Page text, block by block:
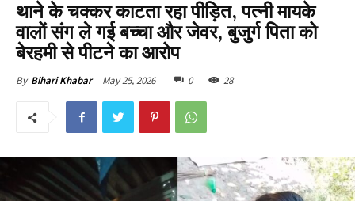
थाने के चक्कर काटता रहा पीड़ित, पत्नी मायके
वालों संग ले गई बच्चा और जेवर, बुजुर्ग पिता को
बेरहमी से पीटने का आरोप
By Bihari Khabar May 25, 2026 0 28